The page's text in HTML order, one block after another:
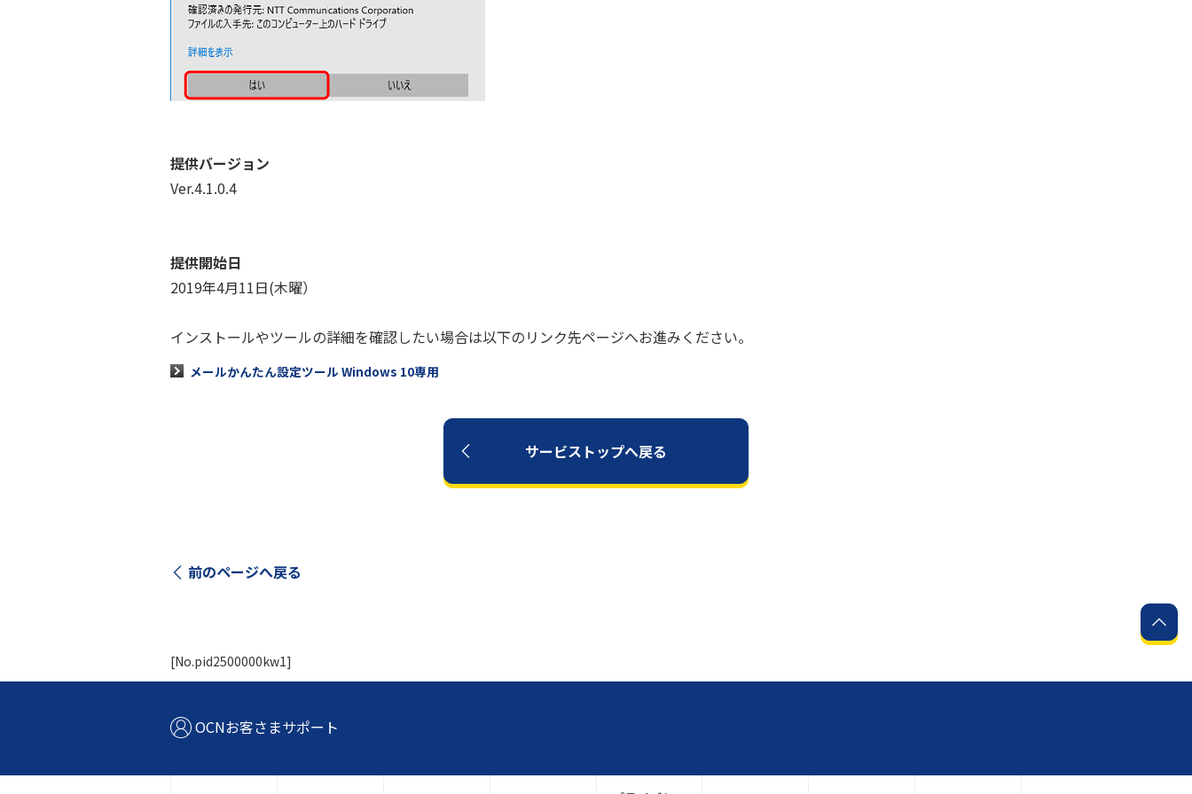
提供バージョン
Ver.4.1.0.4
提供開始日
2019年4月11日(木曜）
インストールやツールの詳細を確認したい場合は以下のリンク先ページへお進みください。
メールかんたん設定ツール Windows 10専用
サービストップへ戻る
前のページへ戻る
[No.pid2500000kw1]
OCNお客さまサポート